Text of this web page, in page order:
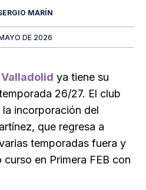
MARÍN
DE 2026
Valladolid ya tiene su
26/27. El club
incorporación del
que regresa a
temporadas fuera y
en Primera FEB con